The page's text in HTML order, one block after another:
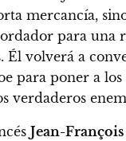
mercancía,
para una
Él volverá a
para poner a
verdaderos
Jean-